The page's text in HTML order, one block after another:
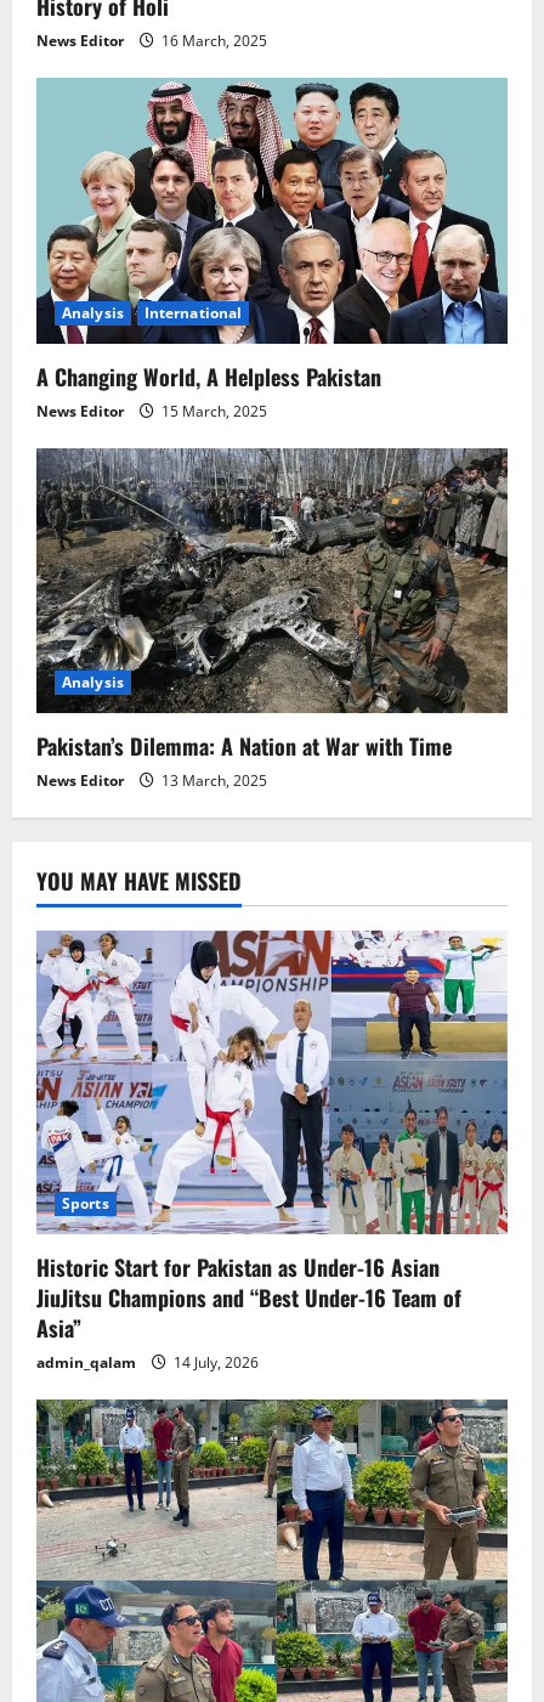
History of Holi
News Editor 16 March, 2025
Analysis International
A Changing World, A Helpless Pakistan
News Editor 15 March, 2025
Analysis
Pakistan’s Dilemma: A Nation at War with Time
News Editor 13 March, 2025
YOU MAY HAVE MISSED
Sports
Historic Start for Pakistan as Under-16 Asian
JiuJitsu Champions and “Best Under-16 Team of
Asia”
admin_qalam 14 July, 2026